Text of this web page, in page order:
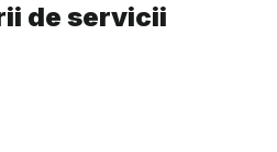
de servicii